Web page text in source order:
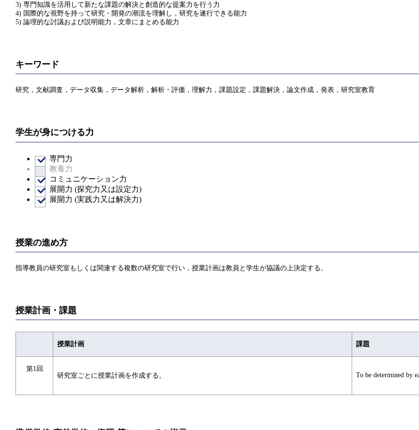
3) 専門知識を活用して新たな課題の解決と創造的な提案力を行う力
4) 国際的な視野を持って研究・開発の潮流を理解し，研究を遂行できる能力
5) 論理的な討議および説明能力，文章にまとめる能力
キーワード
研究，文献調査，データ収集，データ解析，解析・評価，理解力，課題設定，課題解決，論文作成，発表，研究室教育
学生が身につける力
専門力
教養力
コミュニケーション力
展開力 (探究力又は設定力)
展開力 (実践力又は解決力)
授業の進め方
指導教員の研究室もしくは関連する複数の研究室で行い，授業計画は教員と学生が協議の上決定する。
授業計画・課題
授業計画 課題
第1回
研究室ごとに授業計画を作成する。
To be determined by